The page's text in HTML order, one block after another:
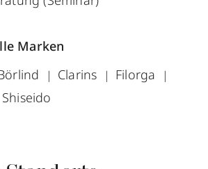
Marken
Clarins
Filorga
Shiseido